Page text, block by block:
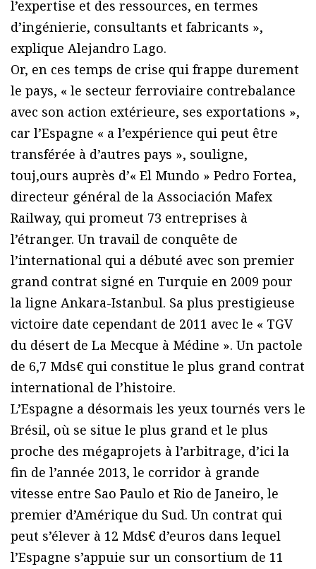
l’expertise et des ressources, en termes
d’ingénierie, consultants et fabricants »,
explique Alejandro Lago.
Or, en ces temps de crise qui frappe durement
le pays, « le secteur ferroviaire contrebalance
avec son action extérieure, ses exportations »,
car l’Espagne « a l’expérience qui peut être
transférée à d’autres pays », souligne,
touj,ours auprès d’« El Mundo » Pedro Fortea,
directeur général de la Associación Mafex
Railway, qui promeut 73 entreprises à
l’étranger. Un travail de conquête de
l’international qui a débuté avec son premier
grand contrat signé en Turquie en 2009 pour
la ligne Ankara-Istanbul. Sa plus prestigieuse
victoire date cependant de 2011 avec le « TGV
du désert de La Mecque à Médine ». Un pactole
de 6,7 Mds€ qui constitue le plus grand contrat
international de l’histoire.
L’Espagne a désormais les yeux tournés vers le
Brésil, où se situe le plus grand et le plus
proche des mégaprojets à l’arbitrage, d’ici la
fin de l’année 2013, le corridor à grande
vitesse entre Sao Paulo et Rio de Janeiro, le
premier d’Amérique du Sud. Un contrat qui
peut s’élever à 12 Mds€ d’euros dans lequel
l’Espagne s’appuie sur un consortium de 11